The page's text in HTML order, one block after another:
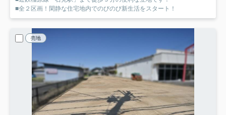
■全２区画！閑静な住宅地内でのびのび新生活をスタート！
売地